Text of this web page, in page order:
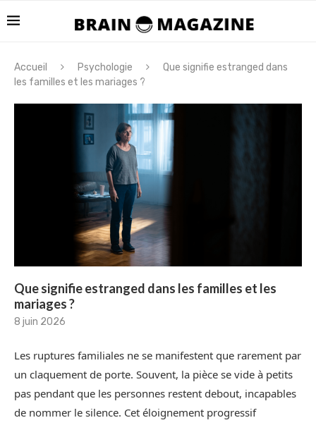
Accueil Psychologie
Que signifie estranged dans
les familles et les mariages ?
Que signifie estranged dans les familles et les
mariages ?
8 juin 2026
Les ruptures familiales ne se manifestent que rarement par
un claquement de porte. Souvent, la pièce se vide à petits
pas pendant que les personnes restent debout, incapables
de nommer le silence. Cet éloignement progressif